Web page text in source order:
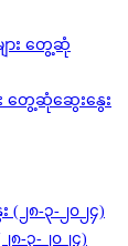
း တွေ့ဆုံဆွေးနွေး
၈-၃-၂၀၂၄)